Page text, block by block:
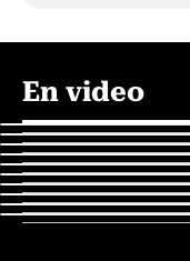
En video